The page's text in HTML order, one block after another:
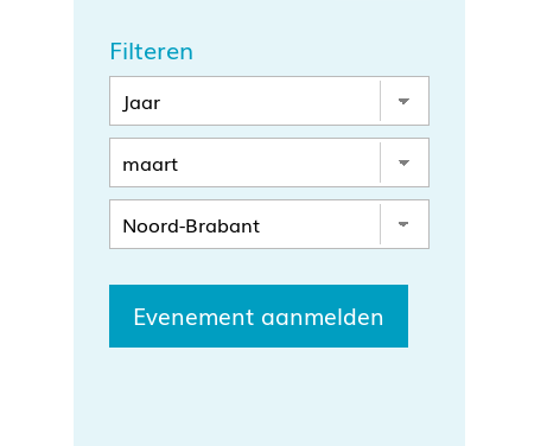
Filteren
Evenement aanmelden